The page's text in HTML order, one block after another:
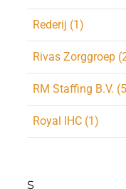
Rederij (1)
Rivas Zorggroep
RM Staffing B.V.
Royal IHC (1)
S